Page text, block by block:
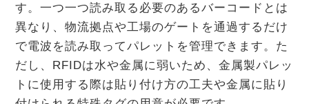
す。一つ一つ読み取る必要のあるバーコードとは
異なり、物流拠点や工場のゲートを通過するだけ
で電波を読み取ってパレットを管理できます。た
だし、RFIDは水や金属に弱いため、金属製パレッ
トに使用する際は貼り付け方の工夫や金属に貼り